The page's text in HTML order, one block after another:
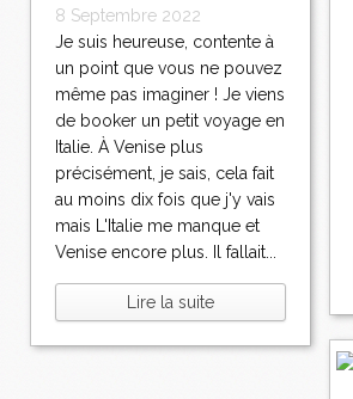
8 Septembre 2022
Je suis heureuse, contente à
un point que vous ne pouvez
même pas imaginer ! Je viens
de booker un petit voyage en
Italie. À Venise plus
précisément, je sais, cela fait
au moins dix fois que j'y vais
mais L'Italie me manque et
Venise encore plus. Il fallait...
Lire la suite